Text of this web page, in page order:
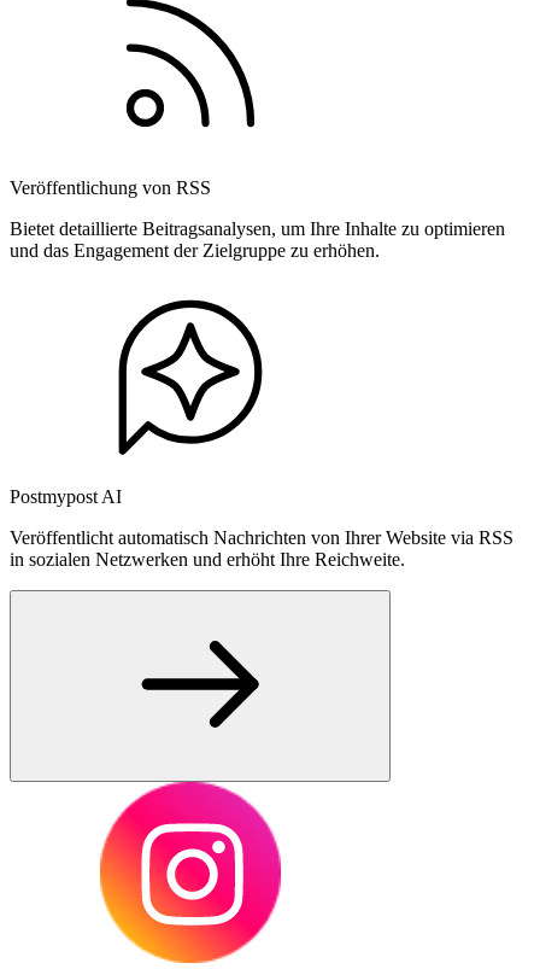
Veröffentlichung von RSS
Bietet detaillierte Beitragsanalysen, um Ihre Inhalte zu optimieren
und das Engagement der Zielgruppe zu erhöhen.
Postmypost AI
Veröffentlicht automatisch Nachrichten von Ihrer Website via RSS
in sozialen Netzwerken und erhöht Ihre Reichweite.